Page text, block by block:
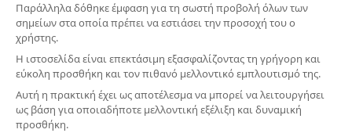
Παράλληλα δόθηκε έμφαση για τη σωστή προβολή όλων των
σημείων στα οποία πρέπει να εστιάσει την προσοχή του ο
χρήστης.
Η ιστοσελίδα είναι επεκτάσιμη εξασφαλίζοντας τη γρήγορη και
εύκολη προσθήκη και τον πιθανό μελλοντικό εμπλουτισμό της.
Αυτή η πρακτική έχει ως αποτέλεσμα να μπορεί να λειτουργήσει
ως βάση για οποιαδήποτε μελλοντική εξέλιξη και δυναμική
προσθήκη.